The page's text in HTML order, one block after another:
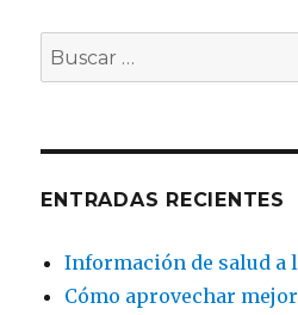
Buscar
por:
ENTRADAS RECIENTES
Información de salud a
Cómo aprovechar